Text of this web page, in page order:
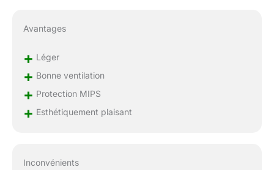
Avantages
+ Léger
+ Bonne ventilation
+ Protection MIPS
+ Esthétiquement plaisant
Inconvénients